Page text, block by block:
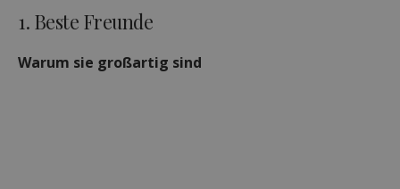
1. Beste Freunde
Warum sie großartig sind